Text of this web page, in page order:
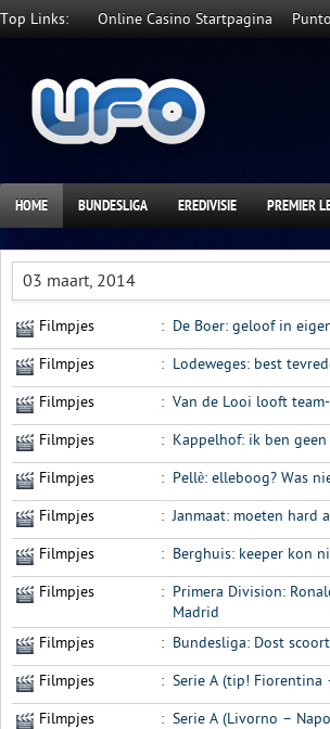
Top Links: Online Casino Startpagina
HOME BUNDESLIGA EREDIVISIE PREMIER
03 maart, 2014
Filmpjes : De Boer: geloof in
Filmpjes : Lodeweges: best
Filmpjes : Van de Looi looft
Filmpjes : Kappelhof: ik ben
Filmpjes : Pellè: elleboog? Was
Filmpjes : Janmaat: moeten hard
Filmpjes : Berghuis: keeper kon
Filmpjes : Primera Division:
Madrid
Filmpjes
: Bundesliga: Dost
Filmpjes : Serie A (tip! Fiorentina
Filmpjes : Serie A (Livorno –